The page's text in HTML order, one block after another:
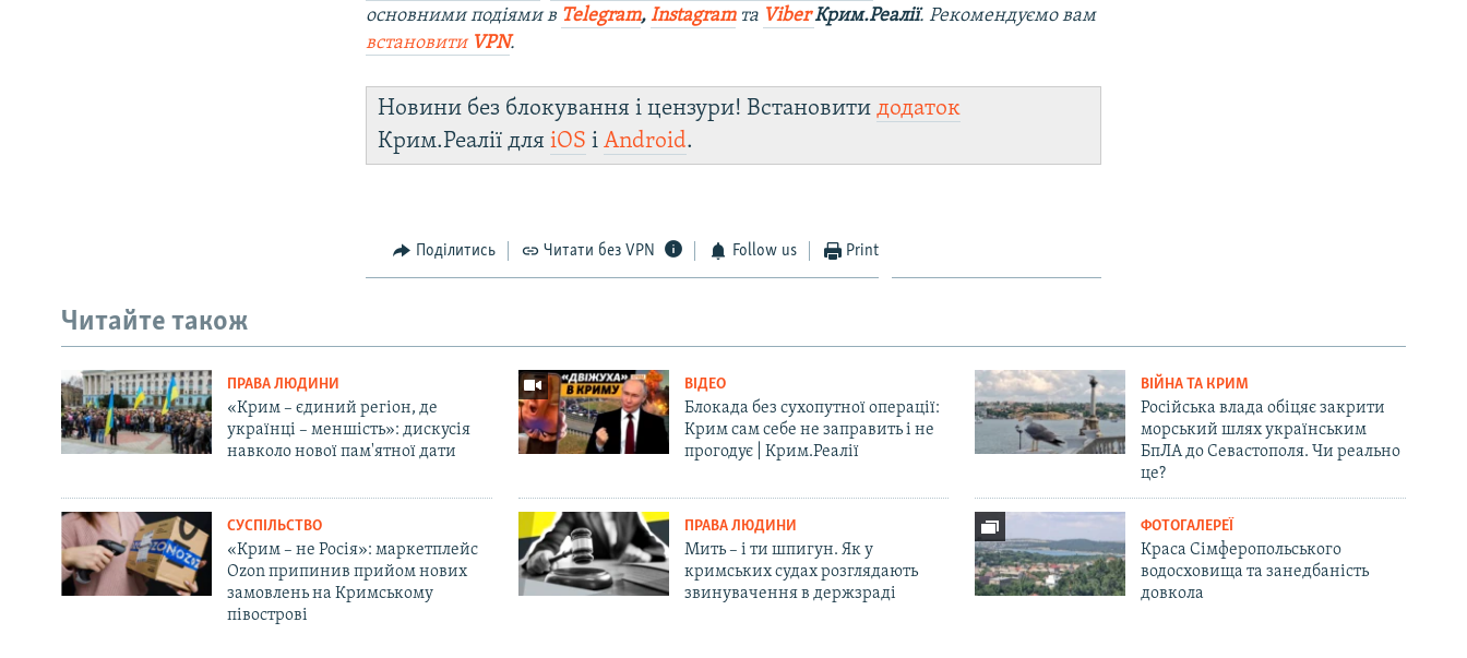
основними подіями в Telegram,Instagramта ViberКрим.Реалії. Рекомендуємо вам
встановити VPN.
Новини без блокування і цензури! Встановитидодаток
Крим.Реалії дляiOS іAndroid.
Поділитись Читати без VPN Follow us Print
Читайте також
ПРАВА ЛЮДИНИ
«Крим – єдиний регіон, де
українці – меншість»: дискусія
навколо нової пам'ятної дати
ВІДЕО
Блокада без сухопутної операції:
Крим сам себе не заправить і не
прогодує | Крим.Реалії
ВІЙНА ТА КРИМ
Російська влада обіцяє закрити
морський шлях українським
БпЛА до Севастополя. Чи реально
це?
СУСПІЛЬСТВО
«Крим – не Росія»: маркетплейс
Ozon припинив прийом нових
замовлень на Кримському
півострові
ПРАВА ЛЮДИНИ
Мить – і ти шпигун. Як у
кримських судах розглядають
звинувачення в держзраді
ФОТОГАЛЕРЕЇ
Краса Сімферопольського
водосховища та занедбаність
довкола